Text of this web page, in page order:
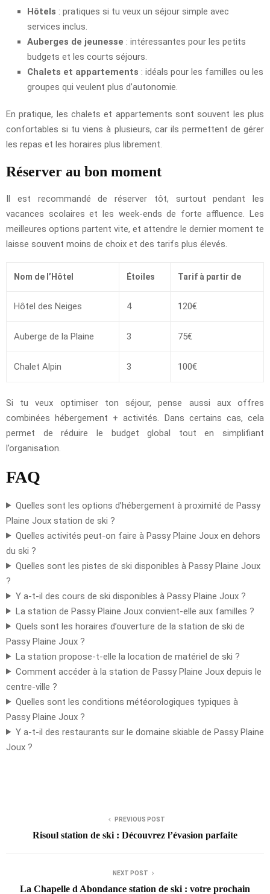
Hôtels : pratiques si tu veux un séjour simple avec
services inclus.
Auberges de jeunesse : intéressantes pour les petits
budgets et les courts séjours.
Chalets et appartements : idéals pour les familles ou les
groupes qui veulent plus d’autonomie.
En pratique, les chalets et appartements sont souvent les plus
confortables si tu viens à plusieurs, car ils permettent de gérer
les repas et les horaires plus librement.
Réserver au bon moment
Il est recommandé de réserver tôt, surtout pendant les
vacances scolaires et les week-ends de forte affluence. Les
meilleures options partent vite, et attendre le dernier moment te
laisse souvent moins de choix et des tarifs plus élevés.
Nom de l’Hôtel Étoiles Tarif à partir de
Hôtel des Neiges 4 120€
Auberge de la Plaine 3 75€
Chalet Alpin 3 100€
Si tu veux optimiser ton séjour, pense aussi aux offres
combinées hébergement + activités. Dans certains cas, cela
permet de réduire le budget global tout en simplifiant
l’organisation.
FAQ
Quelles sont les options d’hébergement à proximité de Passy
Plaine Joux station de ski ?
Quelles activités peut-on faire à Passy Plaine Joux en dehors
du ski ?
Quelles sont les pistes de ski disponibles à Passy Plaine Joux
?
Y a-t-il des cours de ski disponibles à Passy Plaine Joux ?
La station de Passy Plaine Joux convient-elle aux familles ?
Quels sont les horaires d’ouverture de la station de ski de
Passy Plaine Joux ?
La station propose-t-elle la location de matériel de ski ?
Comment accéder à la station de Passy Plaine Joux depuis le
centre-ville ?
Quelles sont les conditions météorologiques typiques à
Passy Plaine Joux ?
Y a-t-il des restaurants sur le domaine skiable de Passy Plaine
Joux ?
PREVIOUS POST
Risoul station de ski : Découvrez l’évasion parfaite
NEXT POST
La Chapelle d Abondance station de ski : votre prochain